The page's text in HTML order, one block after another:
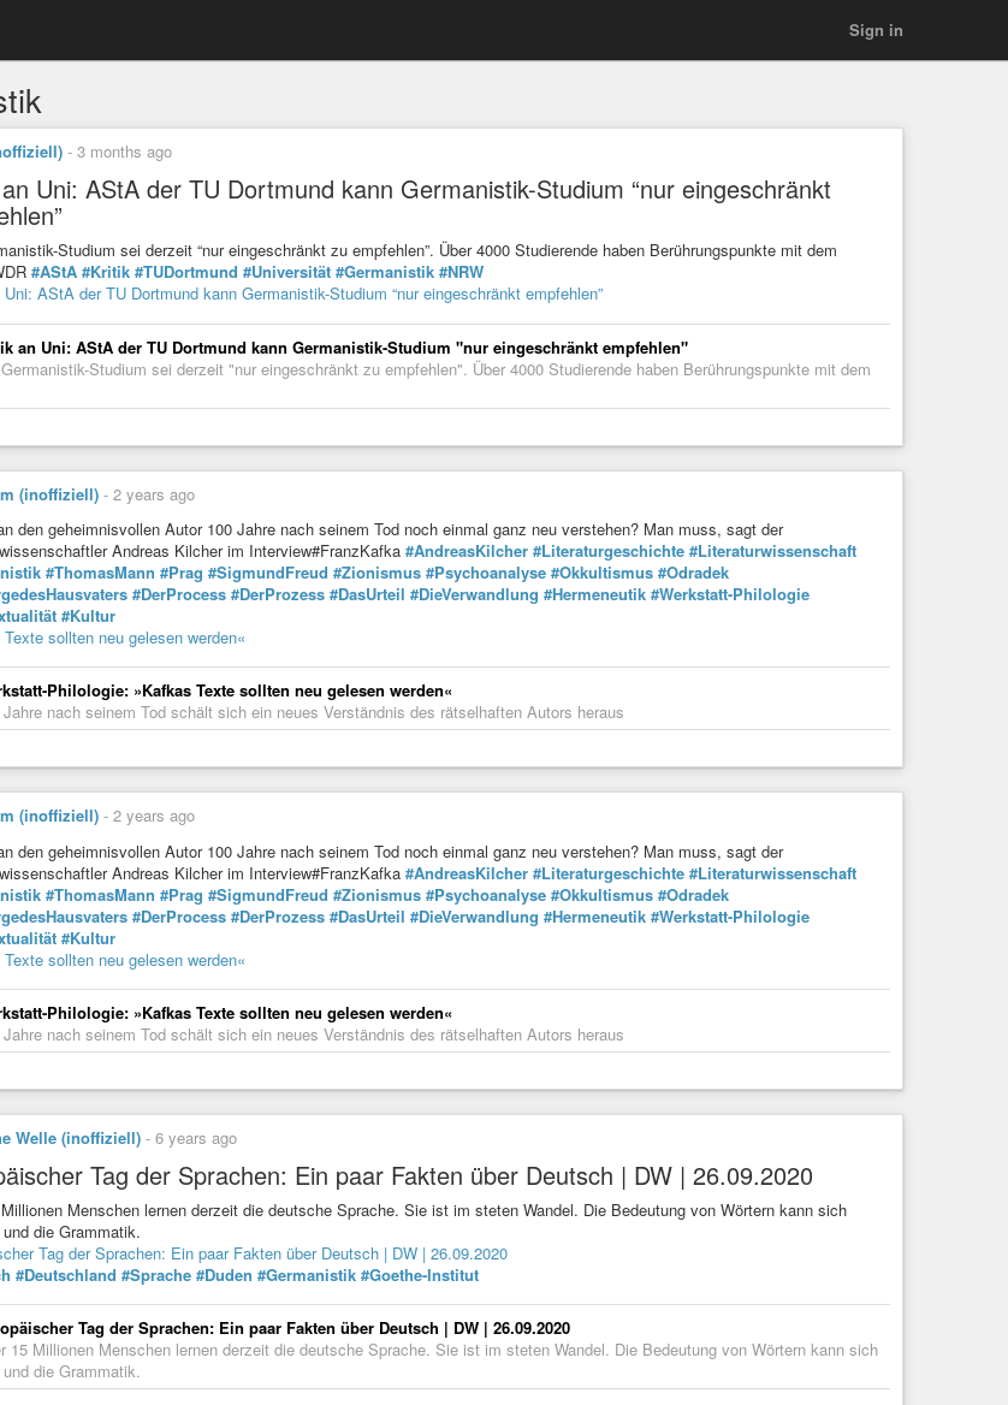
Sign in
- 3 months ago
Uni: AStA der TU Dortmund kann Germanistik-Studium “nur eingeschränkt
Studium sei derzeit “nur eingeschränkt zu empfehlen”. Über 4000 Studierende haben Berührungspunkte mit dem
#AStA #Kritik #TUDortmund #Universität #Germanistik #NRW
AStA der TU Dortmund kann Germanistik-Studium “nur eingeschränkt empfehlen”
an Uni: AStA der TU Dortmund kann Germanistik-Studium "nur eingeschränkt empfehlen"
Studium sei derzeit "nur eingeschränkt zu empfehlen". Über 4000 Studierende haben Berührungspunkte mit dem
(inoffiziell) - 2 years ago
den geheimnisvollen Autor 100 Jahre nach seinem Tod noch einmal ganz neu verstehen? Man muss, sagt der
Andreas Kilcher im Interview#FranzKafka #AndreasKilcher #Literaturgeschichte #Literaturwissenschaft
#ThomasMann #Prag #SigmundFreud #Zionismus #Psychoanalyse #Okkultismus #Odradek
#DerProcess #DerProzess #DasUrteil #DieVerwandlung #Hermeneutik #Werkstatt-Philologie
#Kultur
sollten neu gelesen werden«
Philologie: »Kafkas Texte sollten neu gelesen werden«
Jahre nach seinem Tod schält sich ein neues Verständnis des rätselhaften Autors heraus
(inoffiziell) - 2 years ago
den geheimnisvollen Autor 100 Jahre nach seinem Tod noch einmal ganz neu verstehen? Man muss, sagt der
Andreas Kilcher im Interview#FranzKafka #AndreasKilcher #Literaturgeschichte #Literaturwissenschaft
#ThomasMann #Prag #SigmundFreud #Zionismus #Psychoanalyse #Okkultismus #Odradek
#DerProcess #DerProzess #DasUrteil #DieVerwandlung #Hermeneutik #Werkstatt-Philologie
#Kultur
sollten neu gelesen werden«
Philologie: »Kafkas Texte sollten neu gelesen werden«
Jahre nach seinem Tod schält sich ein neues Verständnis des rätselhaften Autors heraus
Welle (inoffiziell) - 6 years ago
Tag der Sprachen: Ein paar Fakten über Deutsch | DW | 26.09.2020
Menschen lernen derzeit die deutsche Sprache. Sie ist im steten Wandel. Die Bedeutung von Wörtern kann sich
die Grammatik.
Tag der Sprachen: Ein paar Fakten über Deutsch | DW | 26.09.2020
#Deutschland #Sprache #Duden #Germanistik #Goethe-Institut
Tag der Sprachen: Ein paar Fakten über Deutsch | DW | 26.09.2020
15 Millionen Menschen lernen derzeit die deutsche Sprache. Sie ist im steten Wandel. Die Bedeutung von Wörtern kann sich
die Grammatik.